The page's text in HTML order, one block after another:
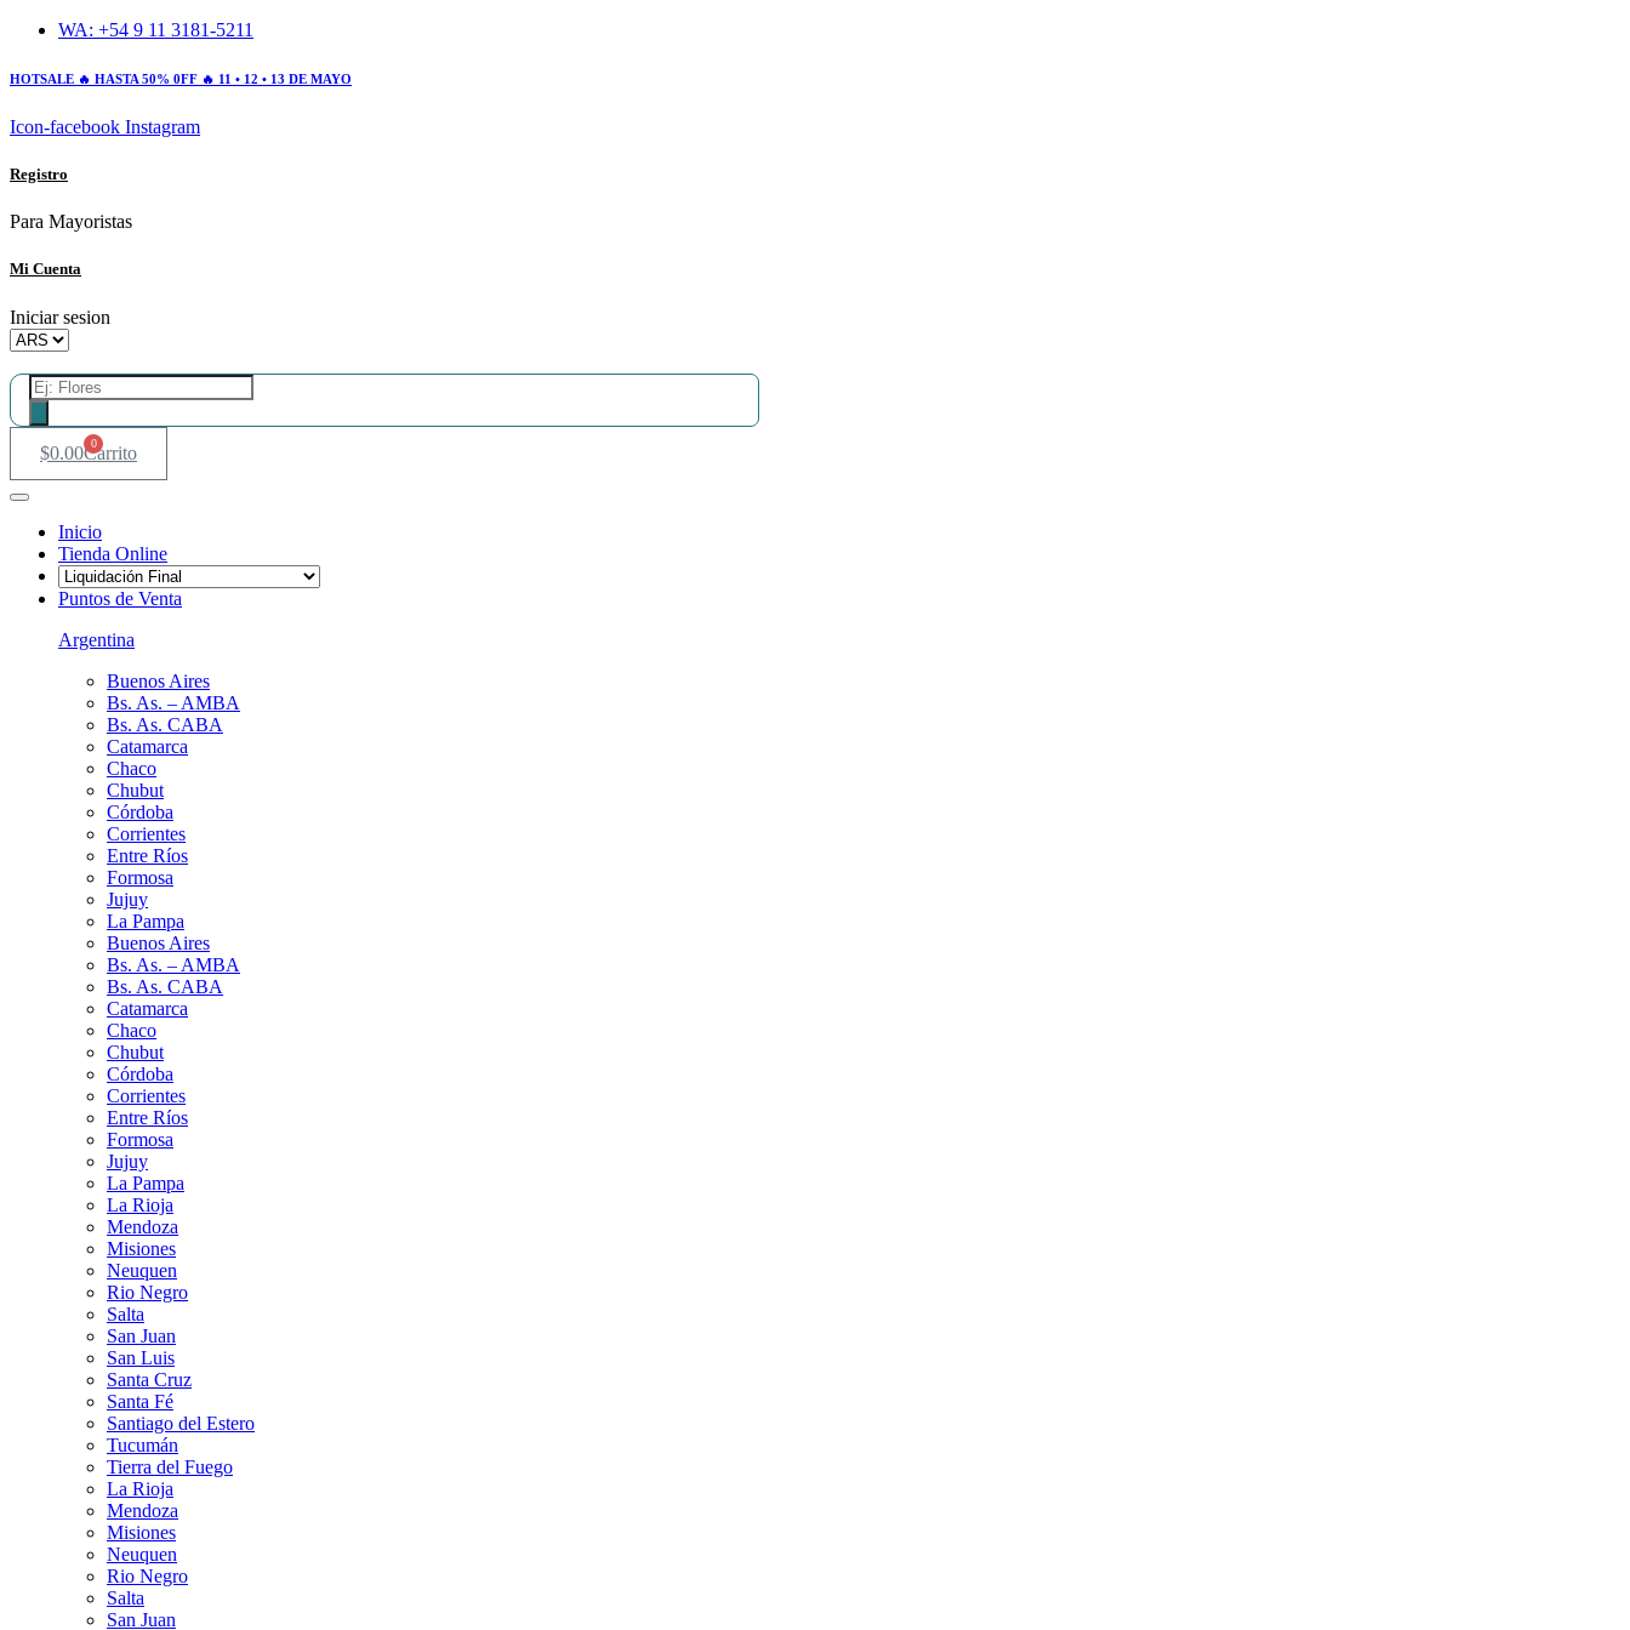
contenido
WA: +54 9 11 3181-5211
HOTSALE 🔥 HASTA 50% 0FF 🔥 11 • 12 • 13 DE MAYO
Icon-facebook Instagram
Registro
Para Mayoristas
Mi Cuenta
Iniciar sesion
Búsqueda
de
productos
$0.00 0
Carrito
Inicio
Tienda Online
Puntos de Venta
Argentina
Buenos Aires
Bs. As. – AMBA
Bs. As. CABA
Catamarca
Chaco
Chubut
Córdoba
Corrientes
Entre Ríos
Formosa
Jujuy
La Pampa
Buenos Aires
Bs. As. – AMBA
Bs. As. CABA
Catamarca
Chaco
Chubut
Córdoba
Corrientes
Entre Ríos
Formosa
Jujuy
La Pampa
La Rioja
Mendoza
Misiones
Neuquen
Rio Negro
Salta
San Juan
San Luis
Santa Cruz
Santa Fé
Santiago del Estero
Tucumán
Tierra del Fuego
La Rioja
Mendoza
Misiones
Neuquen
Rio Negro
Salta
San Juan